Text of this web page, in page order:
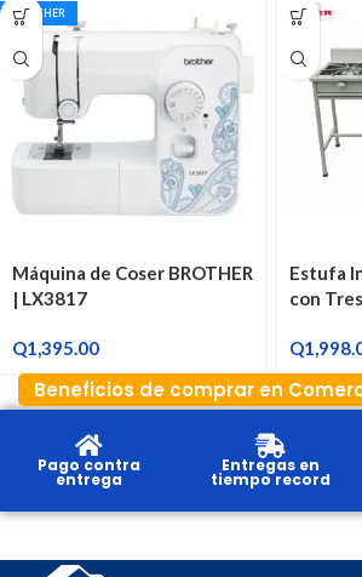
BROTHER
Máquina de Coser BROTHER
| LX3817
Q1,395.00
Estufa
con
Q
Beneficios de comprar en
Pago contra
entrega
Entregas en
tiempo record